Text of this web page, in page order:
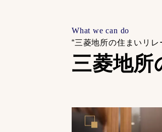
What we can do
“三菱地所の住まいリレ
三菱地所